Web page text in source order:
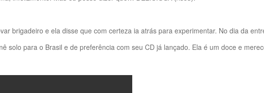
brigadeiro e ela disse que com certeza ia atrás para experimentar. No dia da
solo para o Brasil e de preferência com seu CD já lançado. Ela é um doce e